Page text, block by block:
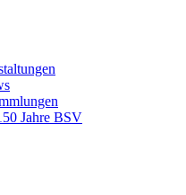
Jahre BSV